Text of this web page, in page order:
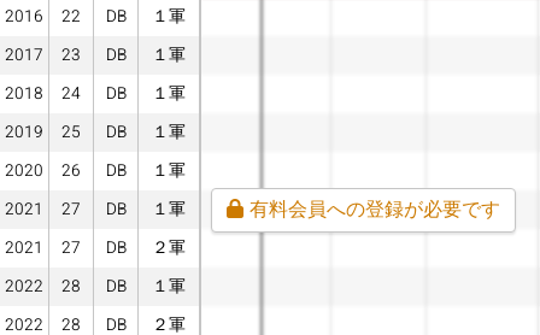
2016
22 DB
１軍
2017
23 DB
１軍
2018
24 DB
１軍
2019
25 DB
１軍
2020
26 DB
１軍
2021
27 DB
１軍
2021
27 DB
２軍
2022
28 DB
１軍
2022
28 DB
２軍
有料会員への登録が必要です